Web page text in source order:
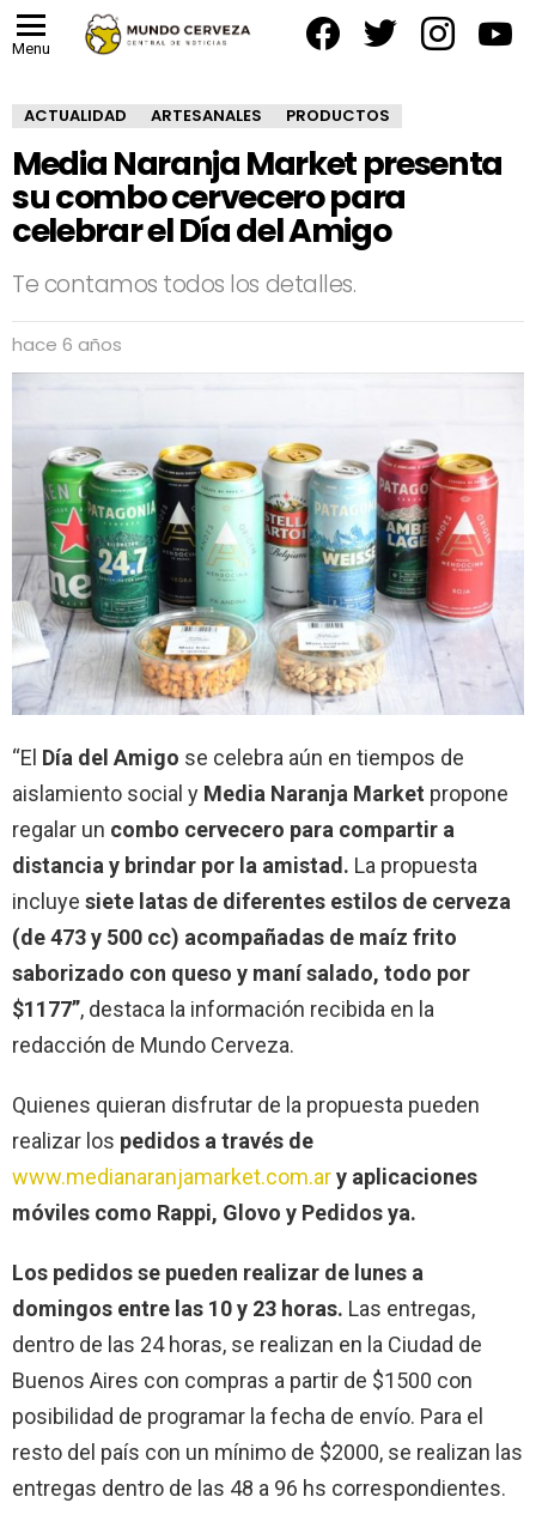
Menu
ACTUALIDAD ARTESANALES PRODUCTOS
Media Naranja Market presenta
su combo cervecero para
celebrar el Día del Amigo
Te contamos todos los detalles.
hace 6 años
“El Día del Amigo se celebra aún en tiempos de
aislamiento social y Media Naranja Market propone
regalar un combo cervecero para compartir a
distancia y brindar por la amistad. La propuesta
incluye siete latas de diferentes estilos de cerveza
(de 473 y 500 cc) acompañadas de maíz frito
saborizado con queso y maní salado, todo por
$1177”, destaca la información recibida en la
redacción de Mundo Cerveza.
Quienes quieran disfrutar de la propuesta pueden
realizar los pedidos a través de
www.medianaranjamarket.com.ary aplicaciones
móviles como Rappi, Glovo y Pedidos ya.
Los pedidos se pueden realizar de lunes a
domingos entre las 10 y 23 horas. Las entregas,
dentro de las 24 horas, se realizan en la Ciudad de
Buenos Aires con compras a partir de $1500 con
posibilidad de programar la fecha de envío. Para el
resto del país con un mínimo de $2000, se realizan las
entregas dentro de las 48 a 96 hs correspondientes.